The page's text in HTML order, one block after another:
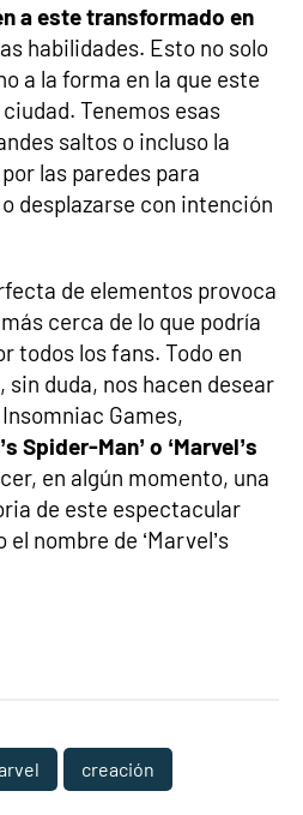
a este transformado en
habilidades. Esto no solo
a la forma en la que este
Tenemos esas
saltos o incluso la
las paredes para
desplazarse con intención
de elementos provoca
cerca de lo que podría
todos los fans. Todo en
sin duda, nos hacen desear
Games,
Spider-Man’ o ‘Marvel’s
en algún momento, una
de este espectacular
nombre de ‘Marvel’s
creación